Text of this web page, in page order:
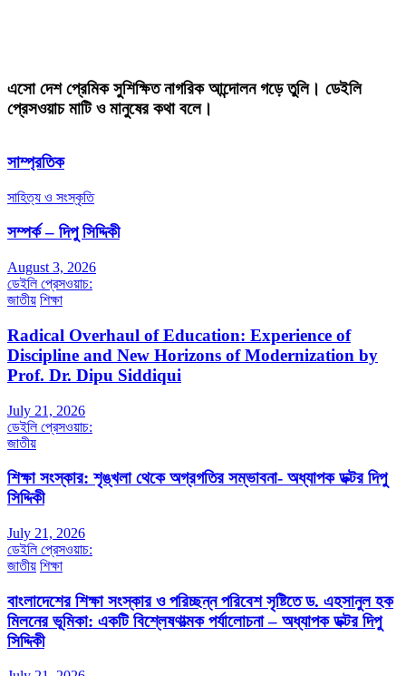
এসো দেশ প্রেমিক সুশিক্ষিত নাগরিক আন্দোলন গড়ে তুলি। ডেইলি
প্রেসওয়াচ মাটি ও মানুষের কথা বলে।
সাম্প্রতিক
সাহিত্য ও সংস্কৃতি
সম্পর্ক – দিপু সিদ্দিকী
August 3, 2026
ডেইলি প্রেসওয়াচ:
জাতীয় শিক্ষা
Radical Overhaul of Education: Experience of
Discipline and New Horizons of Modernization by
Prof. Dr. Dipu Siddiqui
July 21, 2026
ডেইলি প্রেসওয়াচ:
জাতীয়
শিক্ষা সংস্কার: শৃঙ্খলা থেকে অগ্রগতির সম্ভাবনা- অধ্যাপক ডক্টর দিপু
সিদ্দিকী
July 21, 2026
ডেইলি প্রেসওয়াচ:
জাতীয় শিক্ষা
বাংলাদেশের শিক্ষা সংস্কার ও পরিচ্ছন্ন পরিবেশ সৃষ্টিতে ড. এহসানুল হক
মিলনের ভূমিকা: একটি বিশ্লেষণাত্মক পর্যালোচনা – অধ্যাপক ডক্টর দিপু
সিদ্দিকী